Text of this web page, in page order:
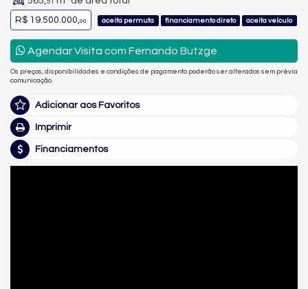
R$ 19.500.000,00 aceita permuta financiamento direto aceita veículo
Agendar Visita com Fernando Butzge
Os preços, disponibilidades e condições de pagamento poderão ser alterados sem prévia
comunicação.
Adicionar aos Favoritos
Imprimir
Financiamentos